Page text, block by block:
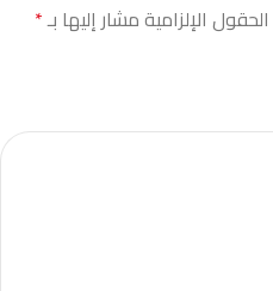
الحقول الإلزامية مشار إليها بـ*